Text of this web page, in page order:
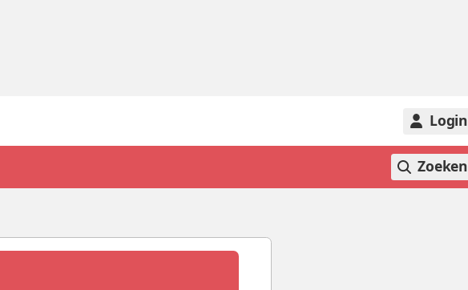
Login
Zoeken